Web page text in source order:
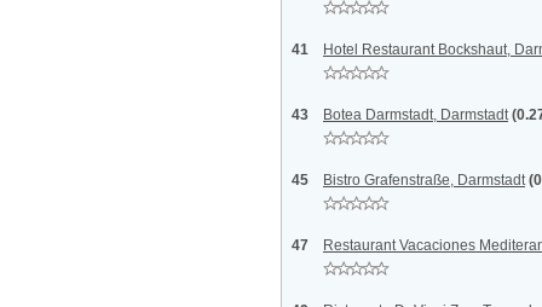
41 Hotel Restaurant Bockshaut,
43 Botea Darmstadt, Darmstadt
45 Bistro Grafenstraße, Darmstadt
47 Restaurant Vacaciones